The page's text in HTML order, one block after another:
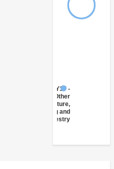
Agriculture,
Fishing and